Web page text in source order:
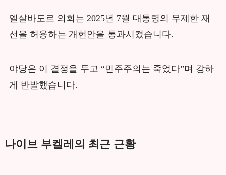
엘살바도르 의회는 2025년 7월 대통령의 무제한 재
선을 허용하는 개헌안을 통과시켰습니다.
야당은 이 결정을 두고 “민주주의는 죽었다”며 강하
게 반발했습니다.
나이브 부켈레의 최근 근황